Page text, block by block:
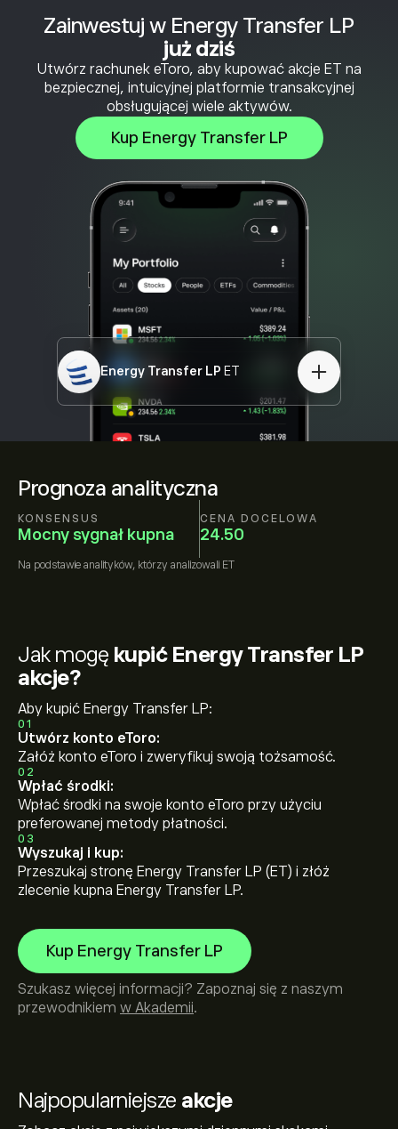
Prognoza analityczna
KONSENSUS
Mocny sygnał kupna
CENA DOCELOWA
24.50
Na podstawie analityków, którzy analizowali ET
Zainwestuj w Energy Transfer LP
już dziś
Utwórz rachunek eToro, aby kupować akcje ET na
bezpiecznej, intuicyjnej platformie transakcyjnej
obsługującej wiele aktywów.
Kup Energy Transfer LP
Energy Transfer LP ET
Najpopularniejsze akcje
Jak mogę kupić Energy Transfer LP
akcje?
Aby kupić Energy Transfer LP:
01
Utwórz konto eToro:
Załóż konto eToro i zweryfikuj swoją tożsamość.
02
Wpłać środki:
Wpłać środki na swoje konto eToro przy użyciu
preferowanej metody płatności.
03
Wyszukaj i kup:
Przeszukaj stronę Energy Transfer LP (ET) i złóż
zlecenie kupna Energy Transfer LP.
Kup Energy Transfer LP
Szukasz więcej informacji? Zapoznaj się z naszym
przewodnikiem w Akademii.